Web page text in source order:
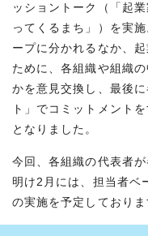
ッショントーク（「起
ってくるまち」）を実
ープに分かれるなか、
ために、各組織や組織
かを意見交換し、最後
ト」でコミットメント
となりました。
今回、各組織の代表者
明け2月には、担当者ベ
の実施を予定しておりま